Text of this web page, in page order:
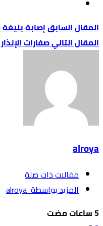
إصابة
صفارات
alroya
‫مقالات ذات صلة‬
‫‫المزيد بواسطة‬ ‬ alroya